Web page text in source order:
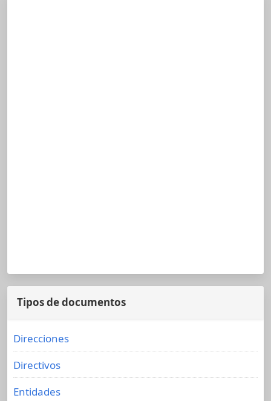
Tipos de documentos
Direcciones
Directivos
Entidades